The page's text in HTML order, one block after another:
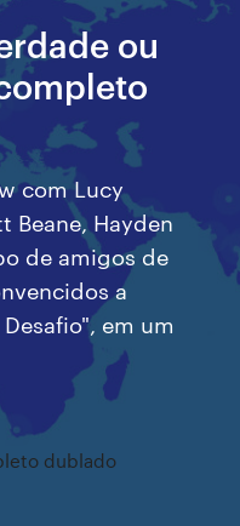
ou
com Lucy
Beane, Hayden
de amigos de
a
em um
dublado